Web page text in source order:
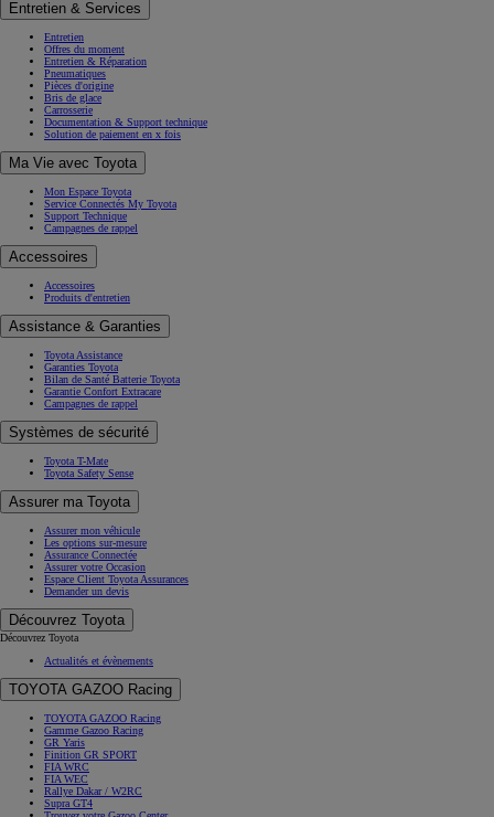
Entretien
Offres du moment
Entretien & Réparation
Pneumatiques
Pièces d'origine
Bris de glace
Carrosserie
Documentation & Support technique
Solution de paiement en x fois
Ma Vie avec Toyota
Mon Espace Toyota
Service Connectés My Toyota
Support Technique
Campagnes de rappel
Accessoires
Accessoires
Produits d'entretien
Assistance & Garanties
Toyota Assistance
Garanties Toyota
Bilan de Santé Batterie Toyota
Garantie Confort Extracare
Campagnes de rappel
Systèmes de sécurité
Toyota T-Mate
Toyota Safety Sense
Assurer ma Toyota
Assurer mon véhicule
Les options sur-mesure
Assurance Connectée
Assurer votre Occasion
Espace Client Toyota Assurances
Demander un devis
Découvrez Toyota
Découvrez Toyota
Actualités et évènements
TOYOTA GAZOO Racing
TOYOTA GAZOO Racing
Gamme Gazoo Racing
GR Yaris
Finition GR SPORT
FIA WRC
FIA WEC
Rallye Dakar / W2RC
Supra GT4
Trouvez votre Gazoo Center